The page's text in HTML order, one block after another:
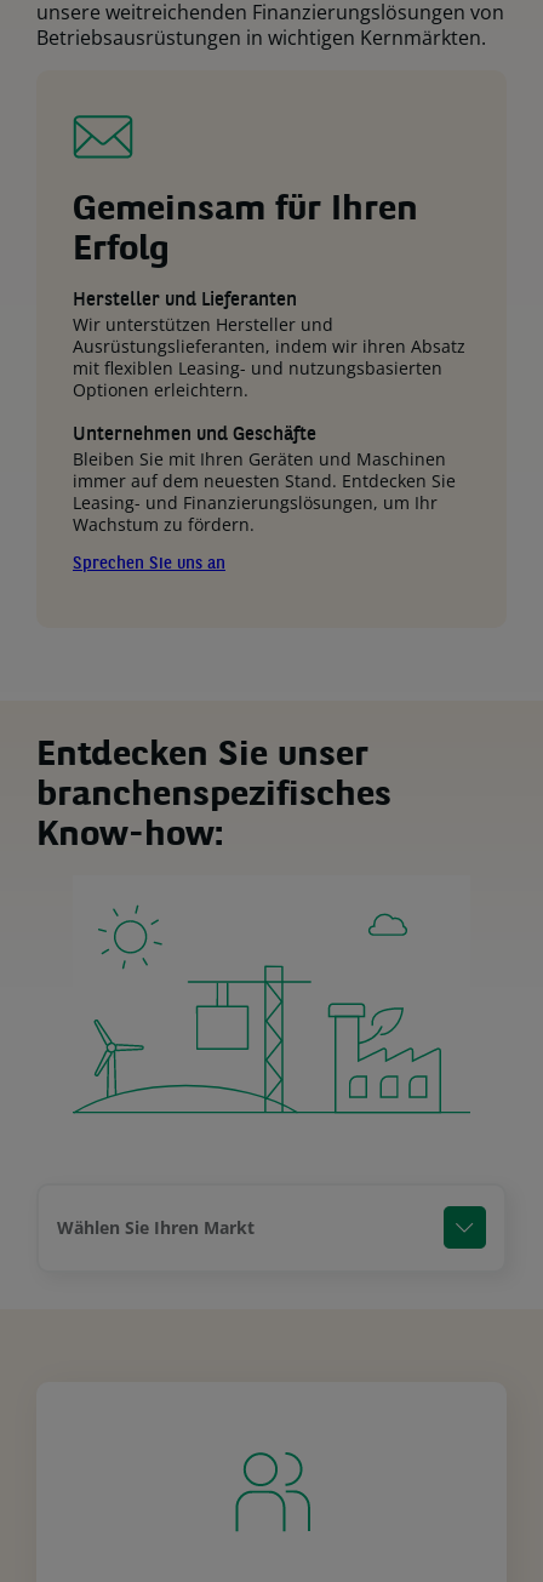
unsere weitreichenden Finanzierungslösungen von
Betriebsausrüstungen in wichtigen Kernmärkten.
Gemeinsam für Ihren
Erfolg
Hersteller und Lieferanten
Wir unterstützen Hersteller und
Ausrüstungslieferanten, indem wir ihren Absatz
mit flexiblen Leasing- und nutzungsbasierten
Optionen erleichtern.
Unternehmen und Geschäfte
Bleiben Sie mit Ihren Geräten und Maschinen
immer auf dem neuesten Stand. Entdecken Sie
Leasing- und Finanzierungslösungen, um Ihr
Wachstum zu fördern.
Sprechen Sie uns an
Entdecken Sie unser
branchenspezifisches
Know-how:
Wählen Sie Ihren Markt